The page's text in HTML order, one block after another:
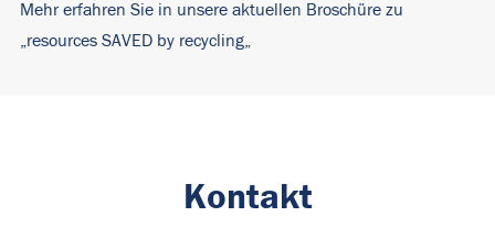
Mehr erfahren Sie in unsere aktuellen Broschüre zu
resources SAVED by recycling
Kontakt